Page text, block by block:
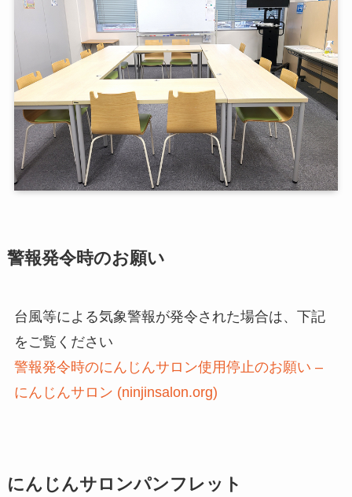
警報発令時のお願い
台風等による気象警報が発令された場合は、下記
をご覧ください
警報発令時のにんじんサロン使用停止のお願い –
にんじんサロン (ninjinsalon.org)
にんじんサロンパンフレット